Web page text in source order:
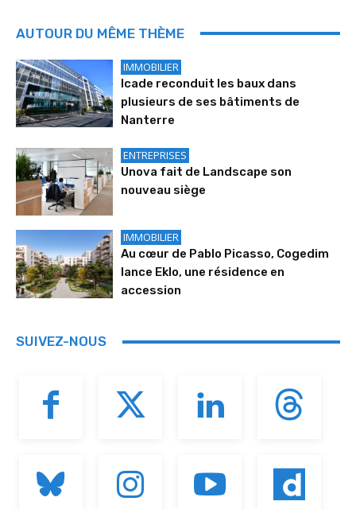
AUTOUR DU MÊME THÈME
IMMOBILIER
Icade reconduit les baux dans
plusieurs de ses bâtiments de
Nanterre
ENTREPRISES
Unova fait de Landscape son
nouveau siège
IMMOBILIER
Au cœur de Pablo Picasso, Cogedim
lance Eklo, une résidence en
accession
SUIVEZ-NOUS